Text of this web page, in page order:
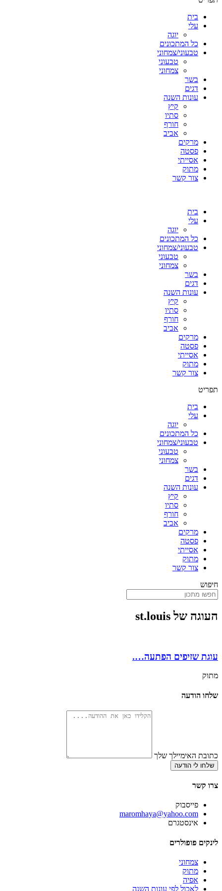
בית
עלי
יוגה
כל המתכונים
טבעוני/צמחוני
טבעוני
צמחוני
בשר
דגים
עונות השנה
קיץ
סתיו
חורף
אביב
מרקים
פסטה
אסייתי
מתוק
צור קשר
בית
עלי
יוגה
כל המתכונים
טבעוני/צמחוני
טבעוני
צמחוני
בשר
דגים
עונות השנה
קיץ
סתיו
חורף
אביב
מרקים
פסטה
אסייתי
מתוק
צור קשר
תפריט
בית
עלי
יוגה
כל המתכונים
טבעוני/צמחוני
טבעוני
צמחוני
בשר
דגים
עונות השנה
קיץ
סתיו
חורף
אביב
מרקים
פסטה
אסייתי
מתוק
צור קשר
חיפוש
העוגה של st.louis
עוגת שזיפים הפתעה….
מתוק
שלחו הודעה
כתובת האימיילך שלך
שלחו לי הודעה
צרו קשר
פייסבוק
‫maromhaya@yahoo.com
אינסטגרם
לינקים פופולרים
צמחוני
מתוק
אפיה
לאכול לפי עונות השנה